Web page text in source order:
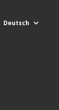
Deutsch